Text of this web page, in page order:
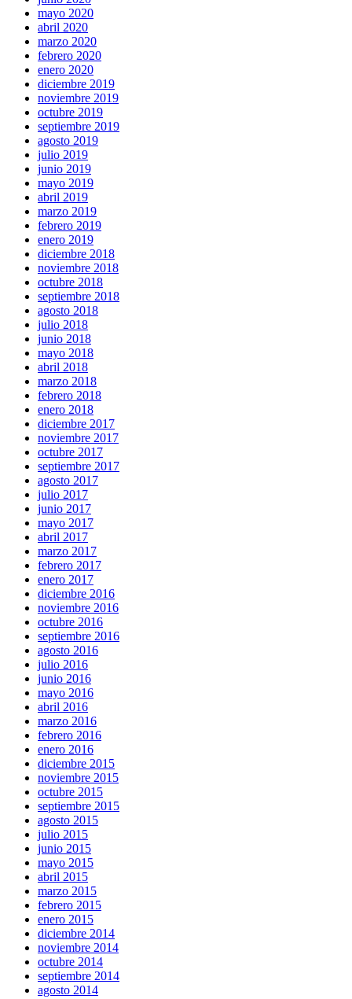
mayo 2020
abril 2020
marzo 2020
febrero 2020
enero 2020
diciembre 2019
noviembre 2019
octubre 2019
septiembre 2019
agosto 2019
julio 2019
junio 2019
mayo 2019
abril 2019
marzo 2019
febrero 2019
enero 2019
diciembre 2018
noviembre 2018
octubre 2018
septiembre 2018
agosto 2018
julio 2018
junio 2018
mayo 2018
abril 2018
marzo 2018
febrero 2018
enero 2018
diciembre 2017
noviembre 2017
octubre 2017
septiembre 2017
agosto 2017
julio 2017
junio 2017
mayo 2017
abril 2017
marzo 2017
febrero 2017
enero 2017
diciembre 2016
noviembre 2016
octubre 2016
septiembre 2016
agosto 2016
julio 2016
junio 2016
mayo 2016
abril 2016
marzo 2016
febrero 2016
enero 2016
diciembre 2015
noviembre 2015
octubre 2015
septiembre 2015
agosto 2015
julio 2015
junio 2015
mayo 2015
abril 2015
marzo 2015
febrero 2015
enero 2015
diciembre 2014
noviembre 2014
octubre 2014
septiembre 2014
agosto 2014